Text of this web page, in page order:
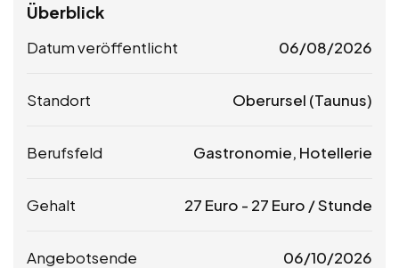
Überblick
Datum veröffentlicht 06/08/2026
Standort Oberursel (Taunus)
Berufsfeld Gastronomie, Hotellerie
Gehalt 27 Euro - 27 Euro / Stunde
Angebotsende 06/10/2026